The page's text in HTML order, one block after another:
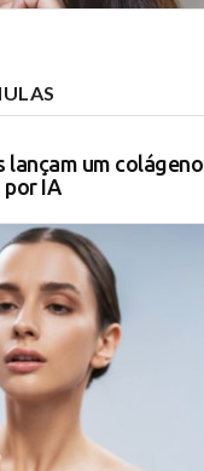
lançam um colágeno
IA